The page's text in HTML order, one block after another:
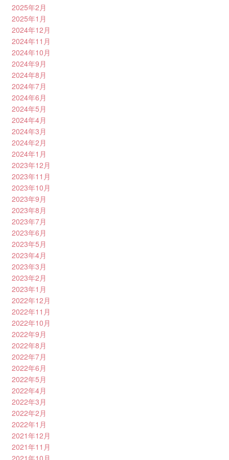
2025年2月
2025年1月
2024年12月
2024年11月
2024年10月
2024年9月
2024年8月
2024年7月
2024年6月
2024年5月
2024年4月
2024年3月
2024年2月
2024年1月
2023年12月
2023年11月
2023年10月
2023年9月
2023年8月
2023年7月
2023年6月
2023年5月
2023年4月
2023年3月
2023年2月
2023年1月
2022年12月
2022年11月
2022年10月
2022年9月
2022年8月
2022年7月
2022年6月
2022年5月
2022年4月
2022年3月
2022年2月
2022年1月
2021年12月
2021年11月
2021年10月